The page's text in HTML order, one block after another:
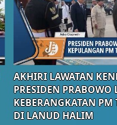
AKHIRI LAWATAN
PRESIDEN PRABOWO
KEBERANGKATAN
DI LANUD HALIM